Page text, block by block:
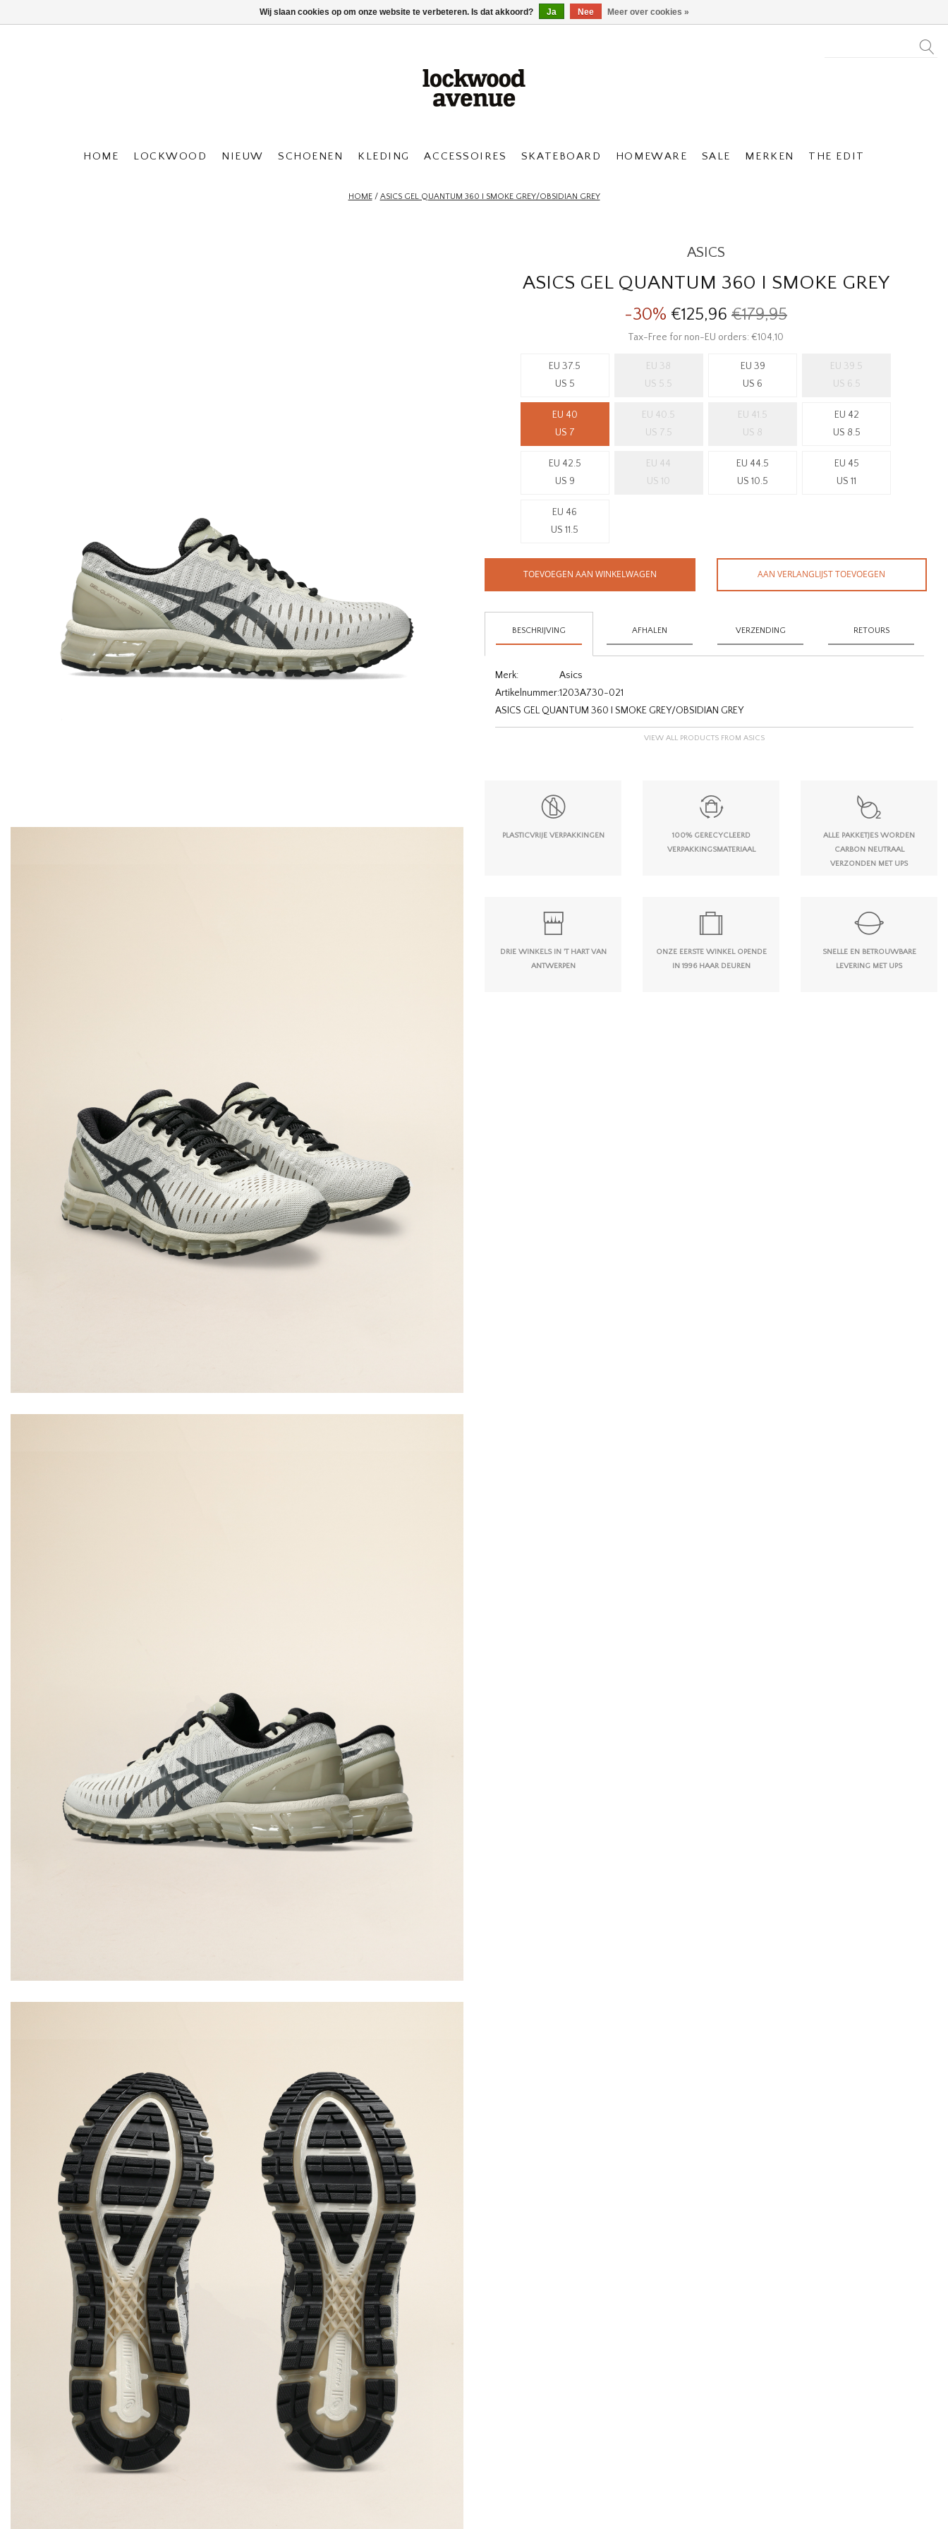
HOME LOCKWOOD NIEUW SCHOENEN KLEDING ACCESSOIRES SKATEBOARD HOMEWARE SALE MERKEN THE EDIT
HOME/ ASICS GEL QUANTUM 360 I SMOKE GREY/OBSIDIAN GREY
ASICS
ASICS GEL QUANTUM 360 I SMOKE GREY
-30% €125,96 €179,95
Tax-Free for non-EU orders: €104,10
EU 37.5
US 5
EU 38
US 5.5
EU 39
US 6
EU 39.5
US 6.5
EU 40
US 7
EU 40.5
US 7.5
EU 41.5
US 8
EU 42
US 8.5
EU 42.5
US 9
EU 44
US 10
EU 44.5
US 10.5
EU 45
US 11
EU 46
US 11.5
TOEVOEGEN AAN WINKELWAGEN AAN VERLANGLIJST TOEVOEGEN
BESCHRIJVING AFHALEN VERZENDING RETOURS
Merk:
Asics
Artikelnummer:1203A730-021
ASICS GEL QUANTUM 360 I SMOKE GREY/OBSIDIAN GREY
VIEW ALL PRODUCTS FROM ASICS
PLASTICVRIJE VERPAKKINGEN
100% GERECYCLEERD
VERPAKKINGSMATERIAAL
ALLE PAKKETJES WORDEN
CARBON NEUTRAAL
VERZONDEN MET UPS
DRIE WINKELS IN 'T HART VAN
ANTWERPEN
ONZE EERSTE WINKEL OPENDE
IN 1996 HAAR DEUREN
SNELLE EN BETROUWBARE
LEVERING MET UPS
Wij slaan cookies op om onze website te verbeteren. Is dat akkoord? Ja Nee Meer over cookies »